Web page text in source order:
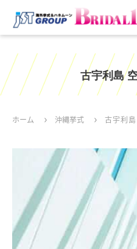
古宇利島
ホーム 沖縄挙式 古宇利